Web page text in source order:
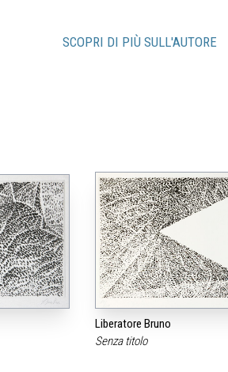
SCOPRI DI PIÙ SULL'AUTORE
Liberatore Bruno
Senza titolo